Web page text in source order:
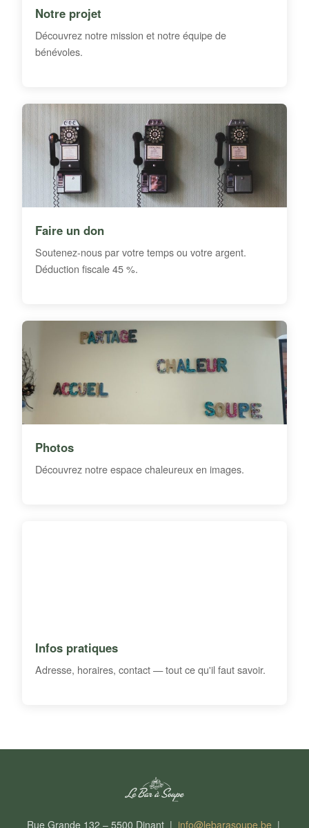
Notre projet
Découvrez notre mission et notre équipe de
bénévoles.
Faire un don
Soutenez-nous par votre temps ou votre argent.
Déduction fiscale 45 %.
Photos
Découvrez notre espace chaleureux en images.
Infos pratiques
Adresse, horaires, contact — tout ce qu'il faut savoir.
Rue Grande 132 – 5500 Dinant | info@lebarasoupe.be|